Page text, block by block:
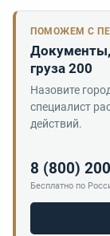
ПОМОЖЕМ С
Документы,
груза 200
Назовите
специалист
действий.
8 (800)
Бесплатно по